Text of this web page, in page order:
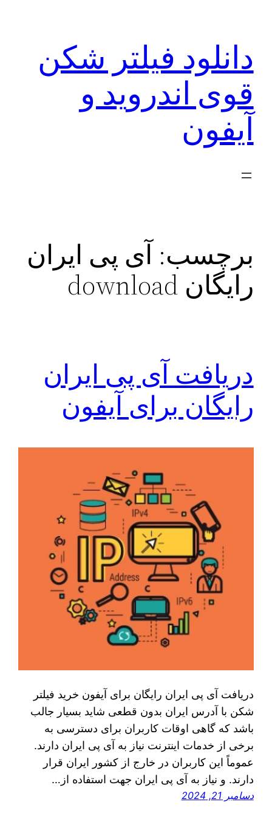
دانلود فیلتر شکن
قوی اندروید و
آیفون
برچسب:آی پی ایران
رایگان download
دریافت آی پی ایران
رایگان برای آیفون
دریافت آی پی ایران رایگان برای آیفون خرید فیلتر
شکن با آدرس ایران بدون قطعی شاید بسیار جالب
باشد که گاهی اوقات کاربران برای دسترسی به
برخی از خدمات اینترنت نیاز به آی پی ایران دارند.
عموماً این کاربران در خارج از کشور ایران قرار
دارند. و نیاز به آی‌ پی ایران جهت استفاده از…
دسامبر 21, 2024